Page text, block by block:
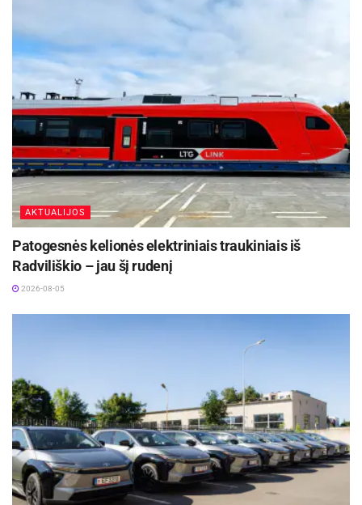
Apšvietimo specialistas Julius Blavaščiūnas
Žymos: Būstas
Vicemeras taip pat padėkojo laikinai ėjusiai
direktorės pareigas Redai Giriūnaitei už jos indėlį
ir atsakingą darbą vadovaujant bendrovei.
Šaltinis: Rokiškio rajono savivaldybė
Žymos: Antanas Taparauskas Linas Brekys
Reda Giriūnaitė Rokiškio autobusų parkas Savivalda
AKTUALIJOS
Patogesnės kelionės elektriniais traukiniais iš
Radviliškio – jau šį rudenį
2026-08-05